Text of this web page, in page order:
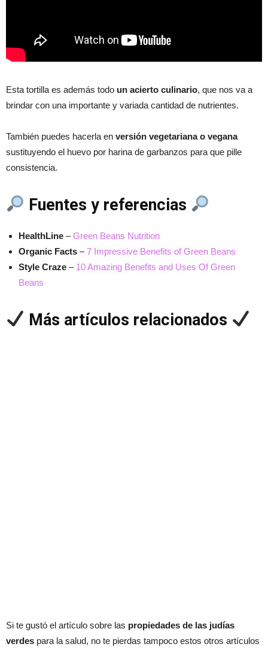
Esta tortilla es además todo un acierto culinario, que nos va a
brindar con una importante y variada cantidad de nutrientes.
También puedes hacerla en versión vegetariana o vegana
sustituyendo el huevo por harina de garbanzos para que pille
consistencia.
Fuentes y referencias
HealthLine –Green Beans Nutrition
Organic Facts –7 Impressive Benefits of Green Beans
Style Craze – 10 Amazing Benefits and Uses Of Green
Beans
Más artículos relacionados
Si te gustó el artículo sobre las propiedades de las judías
verdes para la salud, no te pierdas tampoco estos otros artículos